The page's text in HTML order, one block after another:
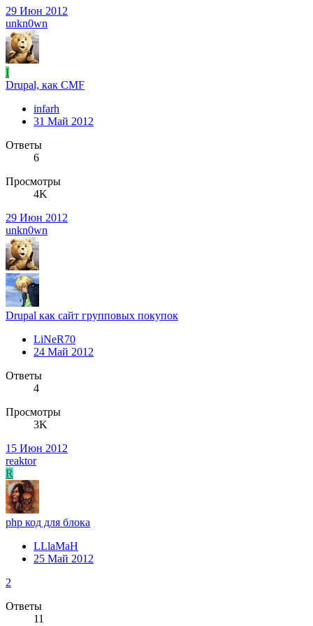
29 Июн 2012
unkn0wn
I
Drupal, как CMF
infarh
31 Май 2012
Ответы
6
Просмотры
4K
29 Июн 2012
unkn0wn
Drupal как сайт групповых покупок
LiNeR70
24 Май 2012
Ответы
4
Просмотры
3K
15 Июн 2012
reaktor
R
php код для блока
LLlaMaH
25 Май 2012
2
Ответы
11